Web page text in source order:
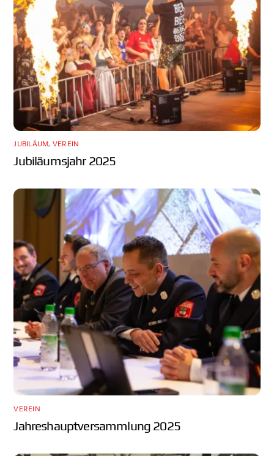
JUBILÄUM, VEREIN
Jubiläumsjahr 2025
VEREIN
Jahreshauptversammlung 2025